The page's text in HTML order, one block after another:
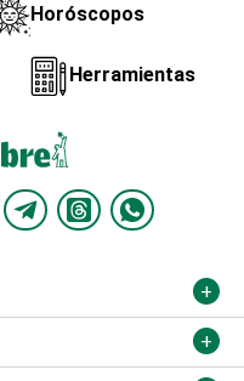
Horóscopos
Herramientas